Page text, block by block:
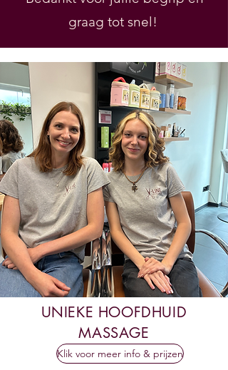
graag tot snel!
UNIEKE HOOFDHUID
MASSAGE
Klik voor meer info & prijzen